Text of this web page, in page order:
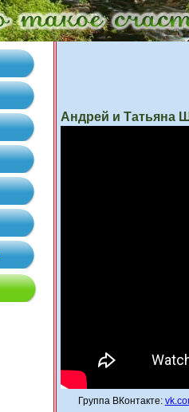
Андрей и Татьяна
Группа ВКонтакте: